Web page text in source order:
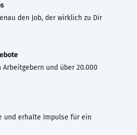
den Job, der wirklich zu Dir
Arbeitgebern und über 20.000
und erhalte Impulse für ein